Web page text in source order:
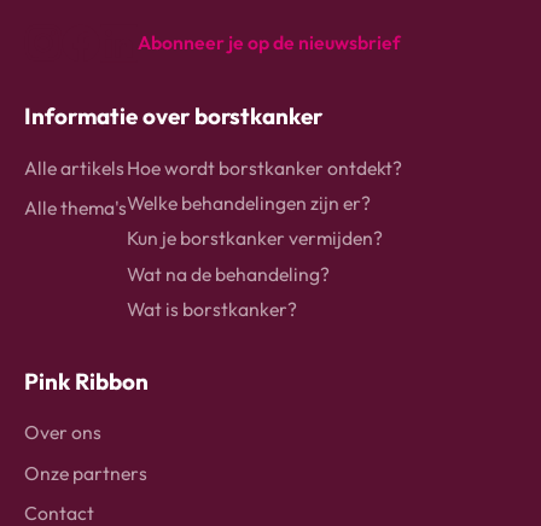
Abonneer je op de nieuwsbrief
Informatie over borstkanker
Alle artikels
Alle thema's
Hoe wordt borstkanker ontdekt?
Welke behandelingen zijn er?
Kun je borstkanker vermijden?
Wat na de behandeling?
Wat is borstkanker?
Pink Ribbon
Over ons
Onze partners
Contact